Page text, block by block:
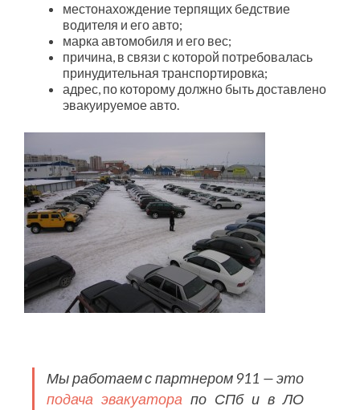
местонахождение терпящих бедствие
водителя и его авто;
марка автомобиля и его вес;
причина, в связи с которой потребовалась
принудительная транспортировка;
адрес, по которому должно быть доставлено
эвакуируемое авто.
Мы работаем с партнером 911 — это
подача эвакуатора по СПб и в ЛО